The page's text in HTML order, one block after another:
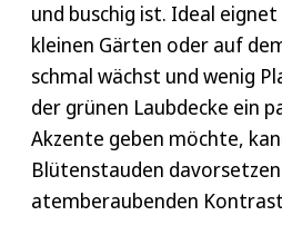
oft zurückbleiben.
und buschig ist. Ideal eignet
kleinen Gärten oder auf
schmal wächst und wenig
der grünen Laubdecke ein
Akzente geben möchte,
Blütenstauden
atemberaubenden